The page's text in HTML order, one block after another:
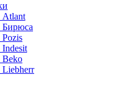
Atlant
Бирюса
Beko